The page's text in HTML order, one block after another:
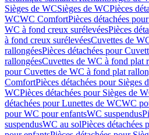
Sièges de WCSièges de WCPièces
WCWC ComfortPièces détachées
WC à fond creux surélevéesPièces
à fond creux surélevéesCuvettes de
rallongéesPièces détachées pour
rallongéesCuvettes de WC à fond plat
pour Cuvettes de WC à fond plat
ComfortPièces détachées pour Sièges
WCPièces détachées pour Sièges de
détachées pour Lunettes de WCWC
pour WC pour enfantsWC suspendus
suspendusWC au solPièces détachées